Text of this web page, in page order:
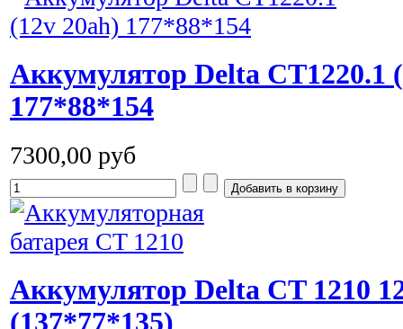
Аккумулятор Delta CT1220.1
177*88*154
7300,00 руб
Аккумулятор Delta СT 1210
(137*77*135)